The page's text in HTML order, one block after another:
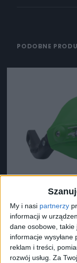
My i nasi partnerzy
informacji w
dane osobowe,
informacje
reklam i treści,
rozwój usług. Za
PODOBNE